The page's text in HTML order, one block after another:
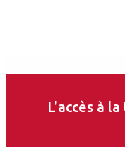
Ophtalmologiste
CHU de la Timone,
L'accès à